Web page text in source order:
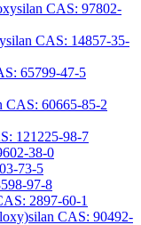
CAS: 97802-
CAS: 14857-35-
65799-47-5
CAS: 60665-85-2
121225-98-7
38-0
73-5
97-8
2897-60-1
CAS: 90492-